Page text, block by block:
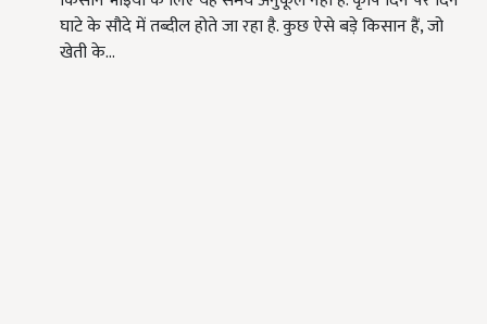
घाटे के सौदे में तब्दील होते जा रहा है. कुछ ऐसे बड़े किसान हैं, जो
खेती के…